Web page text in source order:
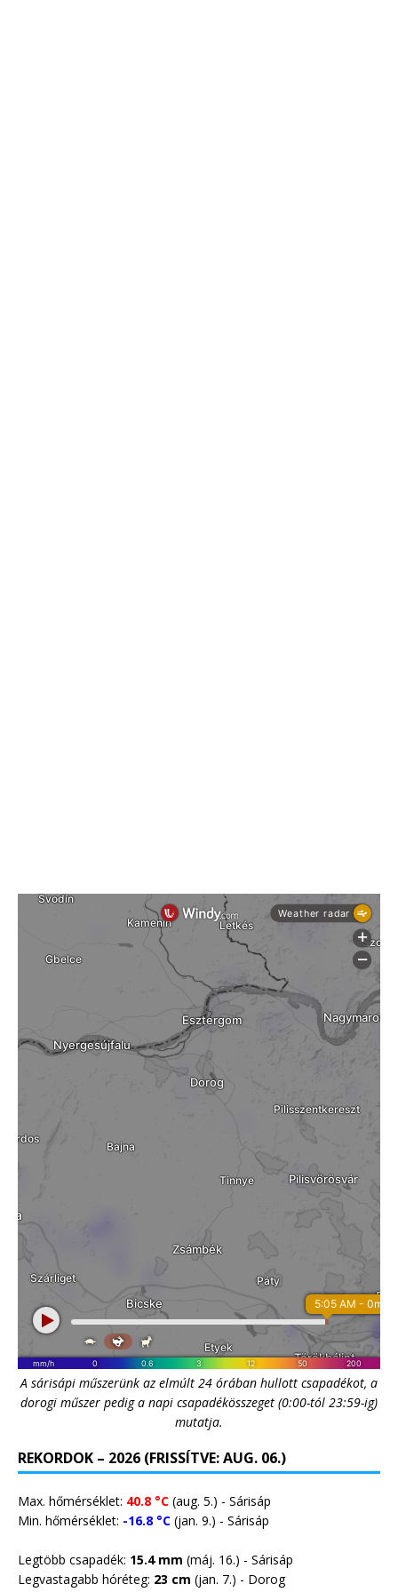
A sárisápi műszerünk az elmúlt 24 órában hullott csapadékot, a
dorogi műszer pedig a napi csapadékösszeget (0:00-tól 23:59-ig)
mutatja.
REKORDOK – 2026 (FRISSÍTVE: AUG. 06.)
Max. hőmérséklet: 40.8 °C (aug. 5.) - Sárisáp
Min. hőmérséklet: -16.8 °C (jan. 9.) - Sárisáp
Legtöbb csapadék: 15.4 mm (máj. 16.) - Sárisáp
Legvastagabb hóréteg: 23 cm (jan. 7.) - Dorog